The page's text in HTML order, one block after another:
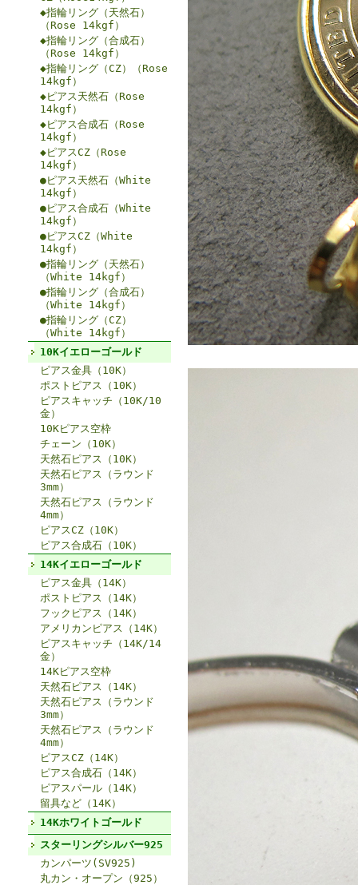
◆指輪リング（天然石）
（Rose 14kgf）
◆指輪リング（合成石）
（Rose 14kgf）
◆指輪リング（CZ）（Rose
14kgf）
◆ピアス天然石（Rose
14kgf）
◆ピアス合成石（Rose
14kgf）
◆ピアスCZ（Rose
14kgf）
●ピアス天然石（White
14kgf）
●ピアス合成石（White
14kgf）
●ピアスCZ（White
14kgf）
●指輪リング（天然石）
（White 14kgf）
●指輪リング（合成石）
（White 14kgf）
●指輪リング（CZ）
（White 14kgf）
10Kイエローゴールド
ピアス金具（10K）
ポストピアス（10K）
ピアスキャッチ（10K/10
金）
10Kピアス空枠
チェーン（10K）
天然石ピアス（10K）
天然石ピアス（ラウンド
3mm）
天然石ピアス（ラウンド
4mm）
ピアスCZ（10K）
ピアス合成石（10K）
14Kイエローゴールド
ピアス金具（14K）
ポストピアス（14K）
フックピアス（14K）
アメリカンピアス（14K）
ピアスキャッチ（14K/14
金）
14Kピアス空枠
天然石ピアス（14K）
天然石ピアス（ラウンド
3mm）
天然石ピアス（ラウンド
4mm）
ピアスCZ（14K）
ピアス合成石（14K）
ピアスパール（14K）
留具など（14K）
14Kホワイトゴールド
スターリングシルバー925
カンパーツ(SV925)
丸カン・オープン（925）